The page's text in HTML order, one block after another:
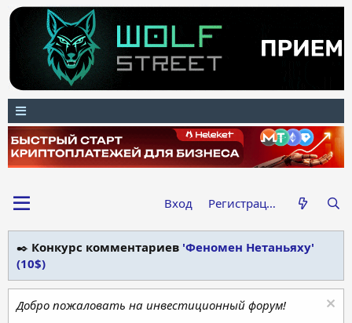
Вход Регистрация
✒️ Конкурс комментариев 'Феномен Нетаньяху'
(10$)
Добро пожаловать на инвестиционный форум!